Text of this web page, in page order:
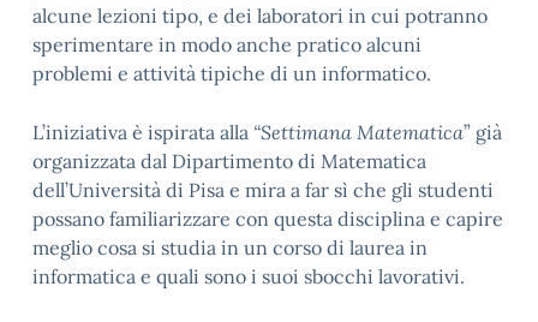
alcune lezioni tipo, e dei laboratori in cui potranno
sperimentare in modo anche pratico alcuni
problemi e attività tipiche di un informatico.
L’iniziativa è ispirata alla “Settimana Matematica” già
organizzata dal Dipartimento di Matematica
dell’Università di Pisa e mira a far sì che gli studenti
possano familiarizzare con questa disciplina e capire
meglio cosa si studia in un corso di laurea in
informatica e quali sono i suoi sbocchi lavorativi.